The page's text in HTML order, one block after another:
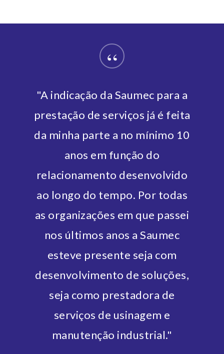
“
"A indicação da Saumec para a
prestação de serviços já é feita
da minha parte a no mínimo 10
anos em função do
relacionamento desenvolvido
ao longo do tempo. Por todas
as organizações em que passei
nos últimos anos a Saumec
esteve presente seja com
desenvolvimento de soluções,
seja como prestadora de
serviços de usinagem e
manutenção industrial."